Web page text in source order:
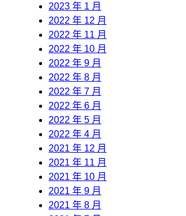
2023 年 1 月
2022 年 12 月
2022 年 11 月
2022 年 10 月
2022 年 9 月
2022 年 8 月
2022 年 7 月
2022 年 6 月
2022 年 5 月
2022 年 4 月
2021 年 12 月
2021 年 11 月
2021 年 10 月
2021 年 9 月
2021 年 8 月